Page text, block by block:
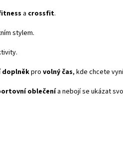
a crossfit.
stylem.
doplněkpro volný čas, kde chcete
oblečenía nebojí se ukázat